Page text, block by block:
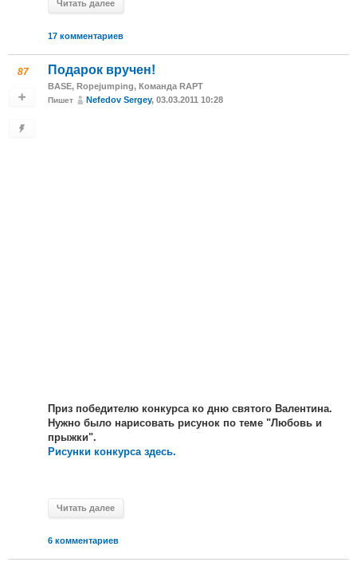
Читать далее
17 комментариев
87 Подарок вручен!
BASE, Ropejumping, Команда RAPT
Пишет Nefedov Sergey, 03.03.2011 10:28
Приз победителю конкурса ко дню святого Валентина.
Нужно было нарисовать рисунок по теме "Любовь и
прыжки".
Рисунки конкурса здесь.
Читать далее
6 комментариев